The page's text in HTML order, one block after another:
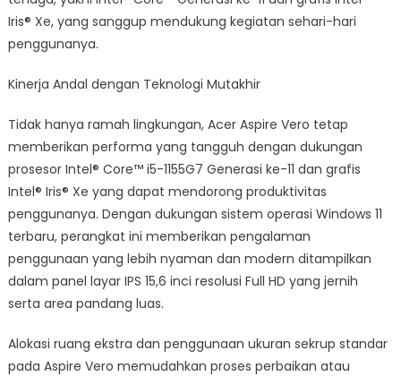
Iris®️ Xe, yang sanggup mendukung kegiatan sehari-hari
penggunanya.
Kinerja Andal dengan Teknologi Mutakhir
Tidak hanya ramah lingkungan, Acer Aspire Vero tetap
memberikan performa yang tangguh dengan dukungan
prosesor Intel®️ Core™️ i5-1155G7 Generasi ke-11 dan grafis
Intel®️ Iris®️ Xe yang dapat mendorong produktivitas
penggunanya. Dengan dukungan sistem operasi Windows 11
terbaru, perangkat ini memberikan pengalaman
penggunaan yang lebih nyaman dan modern ditampilkan
dalam panel layar IPS 15,6 inci resolusi Full HD yang jernih
serta area pandang luas.
Alokasi ruang ekstra dan penggunaan ukuran sekrup standar
pada Aspire Vero memudahkan proses perbaikan atau